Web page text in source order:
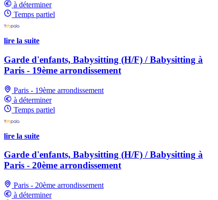
à déterminer
Temps partiel
lire la suite
Garde d'enfants, Babysitting (H/F) / Babysitting à
Paris - 19ème arrondissement
Paris - 19ème arrondissement
à déterminer
Temps partiel
lire la suite
Garde d'enfants, Babysitting (H/F) / Babysitting à
Paris - 20ème arrondissement
Paris - 20ème arrondissement
à déterminer